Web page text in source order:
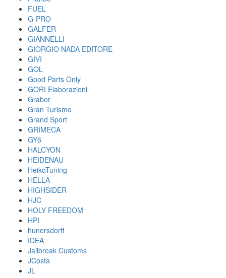
FUEL
G-PRO
GALFER
GIANNELLI
GIORGIO NADA EDITORE
GIVI
GOL
Good Parts Only
GORI Elaborazioni
Grabor
Gran Turismo
Grand Sport
GRIMECA
GY6
HALCYON
HEIDENAU
HeikoTuning
HELLA
HIGHSIDER
HJC
HOLY FREEDOM
HPI
hunersdorff
IDEA
Jailbreak Customs
JCosta
JL